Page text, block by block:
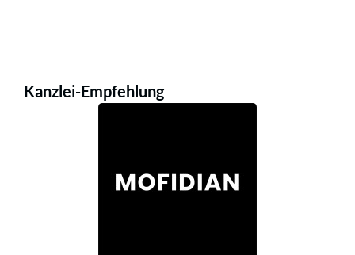
Kanzlei-Empfehlung